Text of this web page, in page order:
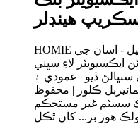
هينڊلر
HOMIE هائيڊروولڪ نارنگي پيل گريپل - اسان جي
هيوي ڊيوٽي گريب کي 6-40 ٽن ايڪسيويٽر لاءِ سڀني
ڏيو | عمودي ۽
ورزن | 4/6 ڪسٽمائيزبل ڪلوز | محفوظ
سسٽم غير مستحڪم